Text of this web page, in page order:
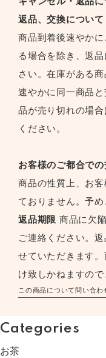
返品、交換について
商品到着後速やか
る場合を除き、返
さい。在庫がある
速やかに同一商品
品が売り切れの場
ください。
お客様のご都合で
商品の性質上、お
ておりません。予め
返品期限 商品に欠
ご連絡ください。
せていただきます
け致しかねますので
この商品について問い合わ
Categories
お茶